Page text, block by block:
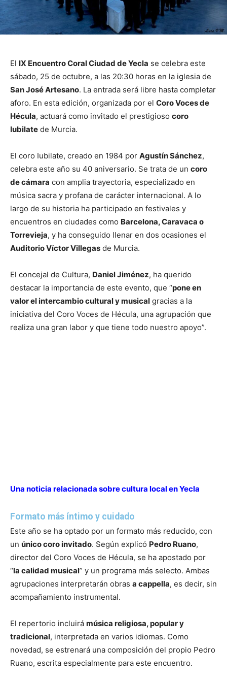
El IX Encuentro Coral Ciudad de Yecla se celebra este
sábado, 25 de octubre, a las 20:30 horas en la iglesia de
San José Artesano. La entrada será libre hasta completar
aforo. En esta edición, organizada por el Coro Voces de
Hécula, actuará como invitado el prestigioso coro
Iubilate de Murcia.
El coro Iubilate, creado en 1984 por Agustín Sánchez,
celebra este año su 40 aniversario. Se trata de un coro
de cámara con amplia trayectoria, especializado en
música sacra y profana de carácter internacional. A lo
largo de su historia ha participado en festivales y
encuentros en ciudades como Barcelona, Caravaca o
Torrevieja, y ha conseguido llenar en dos ocasiones el
Auditorio Víctor Villegas de Murcia.
El concejal de Cultura, Daniel Jiménez, ha querido
destacar la importancia de este evento, que “pone en
valor el intercambio cultural y musical gracias a la
iniciativa del Coro Voces de Hécula, una agrupación que
realiza una gran labor y que tiene todo nuestro apoyo”.
Una noticia relacionada sobre cultura local en Yecla
Formato más íntimo y cuidado
Este año se ha optado por un formato más reducido, con
un único coro invitado. Según explicó Pedro Ruano,
director del Coro Voces de Hécula, se ha apostado por
“la calidad musical” y un programa más selecto. Ambas
agrupaciones interpretarán obras a cappella, es decir, sin
acompañamiento instrumental.
El repertorio incluirá música religiosa, popular y
tradicional, interpretada en varios idiomas. Como
novedad, se estrenará una composición del propio Pedro
Ruano, escrita especialmente para este encuentro.